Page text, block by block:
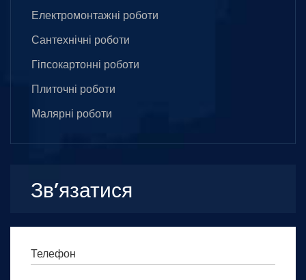
Електромонтажні роботи
Сантехнічні роботи
Гіпсокартонні роботи
Плиточні роботи
Малярні роботи
Зв’язатися